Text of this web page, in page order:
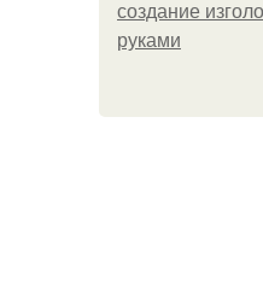
создание
руками